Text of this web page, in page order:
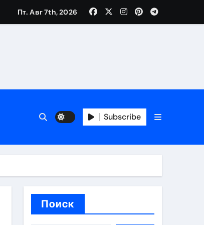
и депиляции
и обустройства мест отдыха
Пт. Авг 7th, 2026
Subscribe
Поиск